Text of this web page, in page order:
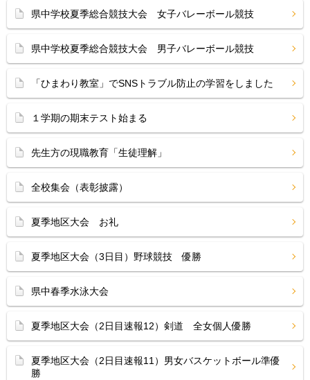
県中学校夏季総合競技大会 女子バレーボール競技
県中学校夏季総合競技大会 男子バレーボール競技
「ひまわり教室」でSNSトラブル防止の学習をしました
１学期の期末テスト始まる
先生方の現職教育「生徒理解」
全校集会（表彰披露）
夏季地区大会 お礼
夏季地区大会（3日目）野球競技 優勝
県中春季水泳大会
夏季地区大会（2日目速報12）剣道 全女個人優勝
夏季地区大会（2日目速報11）男女バスケットボール準優
勝